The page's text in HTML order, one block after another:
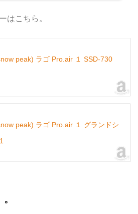
はこちら。
peak) ラゴ Pro.air １ SSD-730
peak) ラゴ Pro.air １ グランドシ